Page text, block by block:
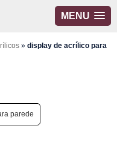
MENU
»display de acrílico para
parede